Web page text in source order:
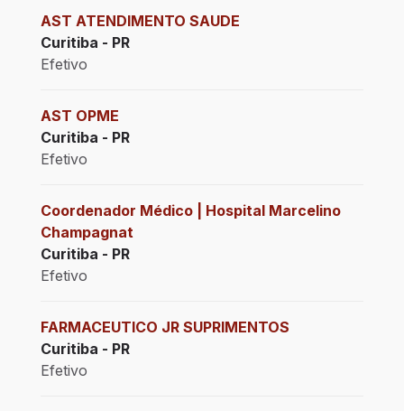
AST ATENDIMENTO SAUDE
Curitiba - PR
Efetivo
AST OPME
Curitiba - PR
Efetivo
Coordenador Médico | Hospital Marcelino
Champagnat
Curitiba - PR
Efetivo
FARMACEUTICO JR SUPRIMENTOS
Curitiba - PR
Efetivo